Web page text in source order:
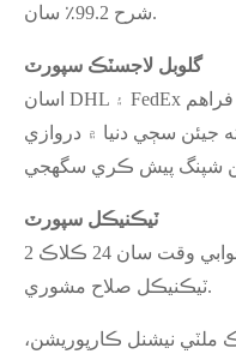
شرح 99.2٪ سان.
گلوبل لاجسٽڪ سپورٽ
اسان DHL ۽ FedEx جهڙن بين الاقوامي لاجسٽڪ فراهم
جيئن سڄي دنيا ۾ دروازي
ٽيڪنيڪل سپورٽ
2 ڪلاڪن کان گهٽ سراسري جوابي وقت سان 24 ڪلاڪ
ٽيڪنيڪل صلاح مشوري.
ملٽي نيشنل ڪارپوريشن،